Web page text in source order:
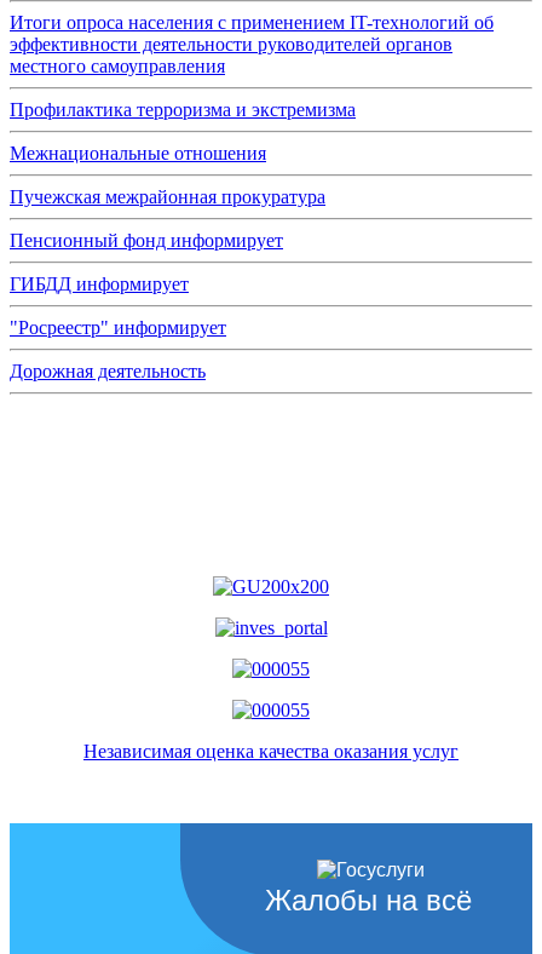
Итоги опроса населения с применением IT-технологий об
эффективности деятельности руководителей органов
местного самоуправления
Профилактика терроризма и экстремизма
Межнациональные отношения
Пучежская межрайонная прокуратура
Пенсионный фонд информирует
ГИБДД информирует
"Росреестр" информирует
Дорожная деятельность
Независимая оценка качества оказания услуг
Жалобы на всё